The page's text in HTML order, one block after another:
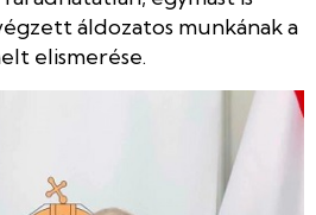
áldozatos munkának a
elismerése.